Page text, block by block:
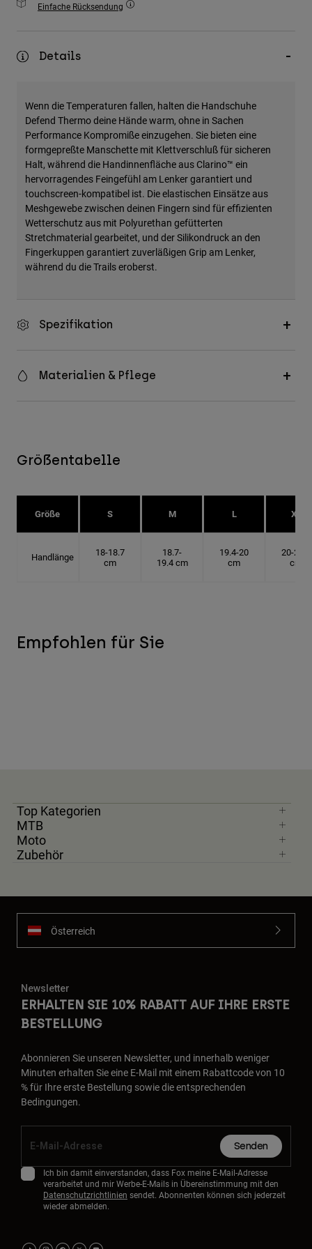
Zubehör
Taschen & Rucksäcke
Alle anzeigen
Einfache Rücksendung
Details
Wenn die Temperaturen fallen, halten die Handschuhe
Defend Thermo deine Hände warm, ohne in Sachen
Performance Kompromiße einzugehen. Sie bieten eine
formgepreßte Manschette mit Klettverschluß für sicheren
Halt, während die Handinnenfläche aus Clarino™ ein
hervorragendes Feingefühl am Lenker garantiert und
touchscreen-kompatibel ist. Die elastischen Einsätze aus
Meshgewebe zwischen deinen Fingern sind für effizienten
Wetterschutz aus mit Polyurethan gefütterten
Stretchmaterial gearbeitet, und der Silikondruck an den
Fingerkuppen garantiert zuverläßigen Grip am Lenker,
während du die Trails eroberst.
Spezifikation
Materialien & Pflege
Größentabelle
Größe S M L XL
Handlänge
18-18.7
cm
18.7-
19.4 cm
19.4-20
cm
20-20.6
cm
Empfohlen für Sie
Top Kategorien
MTB
Moto
Zubehör
Österreich
Newsletter
ERHALTEN SIE 10% RABATT AUF IHRE ERSTE
BESTELLUNG
Abonnieren Sie unseren Newsletter, und innerhalb weniger
Minuten erhalten Sie eine E-Mail mit einem Rabattcode von 10
% für Ihre erste Bestellung sowie die entsprechenden
Bedingungen.
Senden
Ich bin damit einverstanden, dass Fox meine E-Mail-Adresse
verarbeitet und mir Werbe-E-Mails in Übereinstimmung mit den
Datenschutzrichtlinien sendet. Abonnenten können sich jederzeit
wieder abmelden.